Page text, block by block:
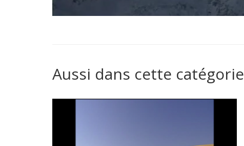
Aussi dans cette catégorie